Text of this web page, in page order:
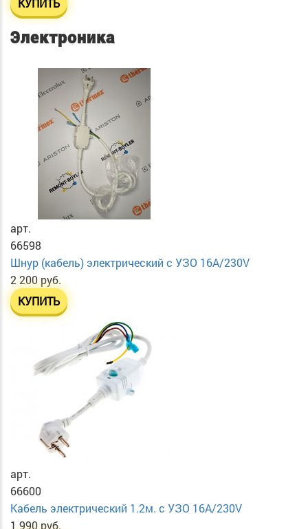
КУПИТЬ
Электроника
арт.
66598
Шнур (кабель) электрический с УЗО 16А/230V
2 200 руб.
КУПИТЬ
арт.
66600
Кабель электрический 1.2м. с УЗО 16А/230V
1 990 руб.